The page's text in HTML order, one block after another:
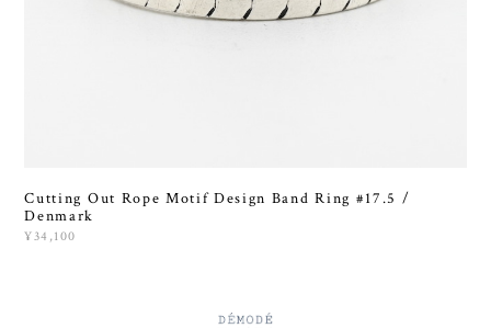
Cutting Out Rope Motif Design Band Ring #17.5 /
Denmark
¥34,100